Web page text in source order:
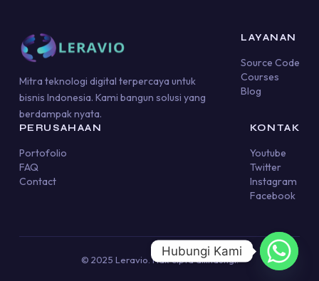
Mitra teknologi digital terpercaya untuk
bisnis Indonesia. Kami bangun solusi yang
berdampak nyata.
LAYANAN
Source Code
Courses
Blog
PERUSAHAAN
Portofolio
FAQ
Contact
KONTAK
Youtube
Twitter
Instagram
Facebook
© 2025 Leravio. Hak cipta dilindungi.
Hubungi Kami